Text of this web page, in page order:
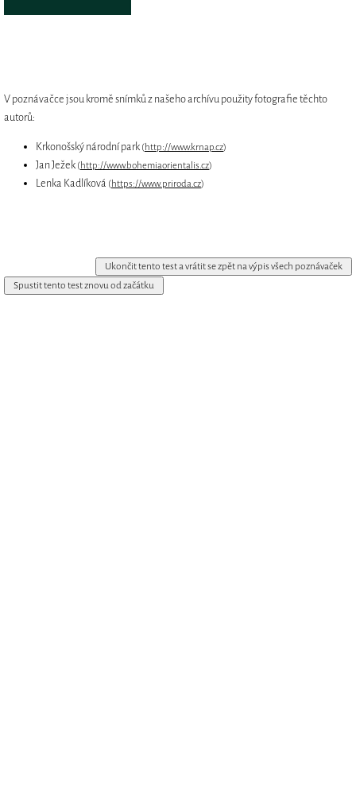
V poznávačce jsou kromě snímků z našeho archívu použity fotografie těchto
autorů:
Krkonošský národní park (http://www.krnap.cz)
Jan Ježek (http://www.bohemiaorientalis.cz)
Lenka Kadlíková (https://www.priroda.cz)